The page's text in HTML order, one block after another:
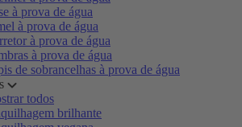
à prova de água
à prova de água
à prova de água
à prova de água
de sobrancelhas à prova de água
todos
brilhante